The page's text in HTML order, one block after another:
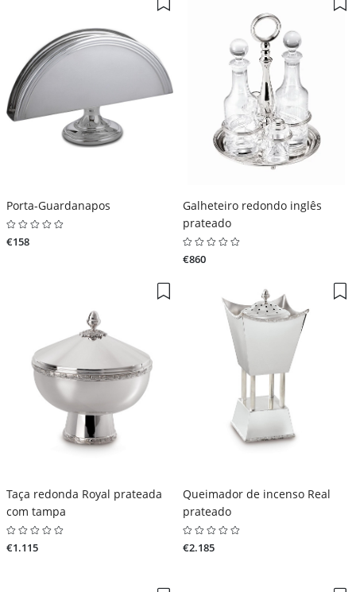
Porta-Guardanapos
€158
Galheteiro redondo inglês
prateado
€860
Taça redonda Royal prateada
com tampa
€1.115
Queimador de incenso Real
prateado
€2.185